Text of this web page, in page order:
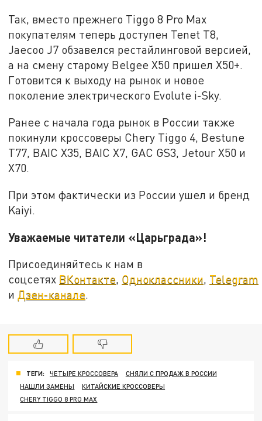
Так, вместо прежнего Tiggo 8 Pro Max
покупателям теперь доступен Tenet T8,
Jaecoo J7 обзавелся рестайлинговой версией,
а на смену старому Belgee X50 пришел X50+.
Готовится к выходу на рынок и новое
поколение электрического Evolute i-Sky.
Ранее с начала года рынок в России также
покинули кроссоверы Chery Tiggo 4, Bestune
Т77, BAIC X35, BAIC X7, GAC GS3, Jetour X50 и
X70.
При этом фактически из России ушел и бренд
Kaiyi.
Уважаемые читатели «Царьграда»!
Присоединяйтесь к нам в
соцсетях ВКонтакте, Одноклассники, Telegram
и Дзен-канале.
ТЕГИ: ЧЕТЫРЕ КРОССОВЕРА
СНЯЛИ С ПРОДАЖ В РОССИИ
НАШЛИ ЗАМЕНЫ
КИТАЙСКИЕ КРОССОВЕРЫ
CHERY TIGGO 8 PRO MAX